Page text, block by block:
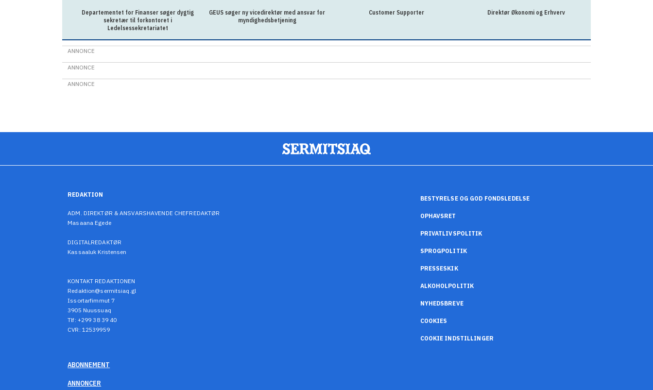
Departementet for Finanser søger dygtig
sekretær til forkontoret i
Ledelsessekretariatet
GEUS søger ny vicedirektør med ansvar for
myndighedsbetjening
Customer Supporter Direktør Økonomi og Erhverv
ANNONCE
ANNONCE
ANNONCE
REDAKTION
ADM. DIREKTØR & ANSVARSHAVENDE CHEFREDAKTØR
Masaana Egede
DIGITALREDAKTØR
Kassaaluk Kristensen
KONTAKT REDAKTIONEN
Redaktion@sermitsiaq.gl
Issortarfimmut 7
3905 Nuussuaq
Tlf: +299 38 39 40
CVR: 12539959
BESTYRELSE OG GOD FONDSLEDELSE
OPHAVSRET
PRIVATLIVSPOLITIK
SPROGPOLITIK
PRESSESKIK
ALKOHOLPOLITIK
NYHEDSBREVE
COOKIES
COOKIE INDSTILLINGER
ABONNEMENT
ANNONCER